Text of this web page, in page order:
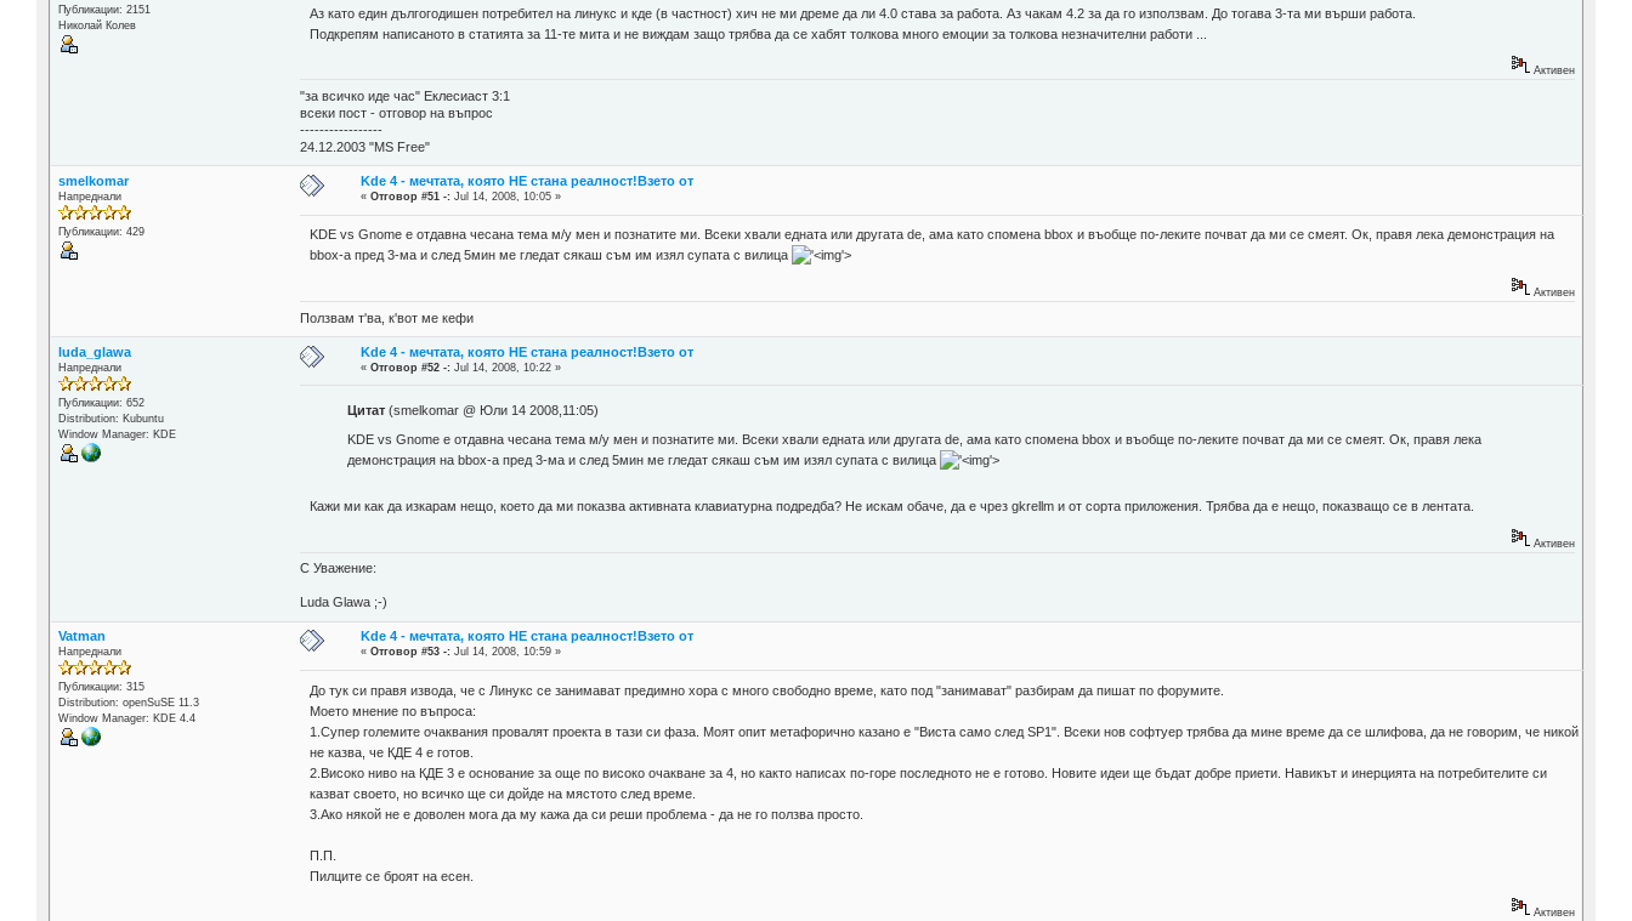
Публикации: 2151
Николай Колев
Аз като един дългогодишен потребител на линукс и кде (в частност) хич не ми дреме да ли 4.0 става за работа. Аз чакам 4.2 за да го използвам. До тогава 3-та ми върши работа.
Подкрепям написаното в статията за 11-те мита и не виждам защо трябва да се хабят толкова много емоции за толкова незначителни работи ...
Активен
"за всичко иде час" Еклесиаст 3:1
всеки пост - отговор на въпрос
-----------------
24.12.2003 "MS Free"
smelkomar
Напреднали
Публикации: 429
Kde 4 - мечтата, която НЕ стана реалност!Взето от
«Отговор #51 -: Jul 14, 2008, 10:05 »
KDE vs Gnome е отдавна чесана тема м/у мен и познатите ми. Всеки хвали едната или другата de, ама като спомена bbox и въобще по-леките почват да ми се смеят. Ок, правя лека демонстрация на
bbox-а пред 3-ма и след 5мин ме гледат сякаш съм им изял супата с вилица
'>
Активен
Ползвам т'ва, к'вот ме кефи
luda_glawa
Напреднали
Публикации: 652
Distribution: Kubuntu
Window Manager: KDE
Kde 4 - мечтата, която НЕ стана реалност!Взето от
«Отговор #52 -: Jul 14, 2008, 10:22 »
Цитат(smelkomar @ Юли 14 2008,11:05)
KDE vs Gnome е отдавна чесана тема м/у мен и познатите ми. Всеки хвали едната или другата de, ама като спомена bbox и въобще по-леките почват да ми се смеят. Ок, правя лека
демонстрация на bbox-а пред 3-ма и след 5мин ме гледат сякаш съм им изял супата с вилица
'>
Кажи ми как да изкарам нещо, което да ми показва активната клавиатурна подредба? Не искам обаче, да е чрез gkrellm и от сорта приложения. Трябва да е нещо, показващо се в лентата.
Активен
С Уважение:
Luda Glawa ;-)
Vatman
Напреднали
Публикации: 315
Distribution: openSuSE 11.3
Window Manager: KDE 4.4
Kde 4 - мечтата, която НЕ стана реалност!Взето от
«Отговор #53 -: Jul 14, 2008, 10:59 »
До тук си правя извода, че с Линукс се занимават предимно хора с много свободно време, като под "занимават" разбирам да пишат по форумите.
Моето мнение по въпроса:
1.Супер големите очаквания провалят проекта в тази си фаза. Моят опит метафорично казано е "Виста само след SP1". Всеки нов софтуер трябва да мине време да се шлифова, да не говорим, че никой
не казва, че КДЕ 4 е готов.
2.Високо ниво на КДЕ 3 е основание за още по високо очакване за 4, но както написах по-горе последното не е готово. Новите идеи ще бъдат добре приети. Навикът и инерцията на потребителите си
казват своето, но всичко ще си дойде на мястото след време.
3.Ако някой не е доволен мога да му кажа да си реши проблема - да не го ползва просто.
П.П.
Пилците се броят на есен.
Активен